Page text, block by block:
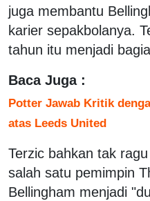
juga membantu
karier sepakbolanya.
tahun itu menjadi
Baca Juga :
Potter Jawab Kritik
atas Leeds United
Terzic bahkan tak
salah satu pemimpin
Bellingham menjadi